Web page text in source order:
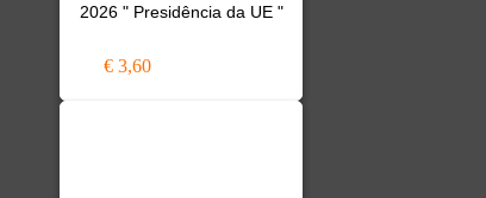
2026 " Presidência da UE "
€ 3,60